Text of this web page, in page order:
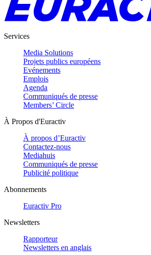
Services
Media Solutions
Projets publics européens
Evénements
Emplois
Agenda
Communiqués de presse
Members’ Circle
À Propos d'Euractiv
À propos d’Euractiv
Contactez-nous
Mediahuis
Communiqués de presse
Publicité politique
Abonnements
Euractiv Pro
Newsletters
Rapporteur
Newsletters en anglais